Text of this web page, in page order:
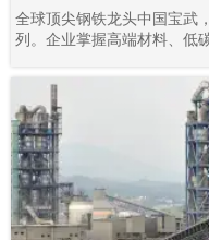
全球顶尖钢铁龙头中国宝武
列。企业掌握高端材料、低